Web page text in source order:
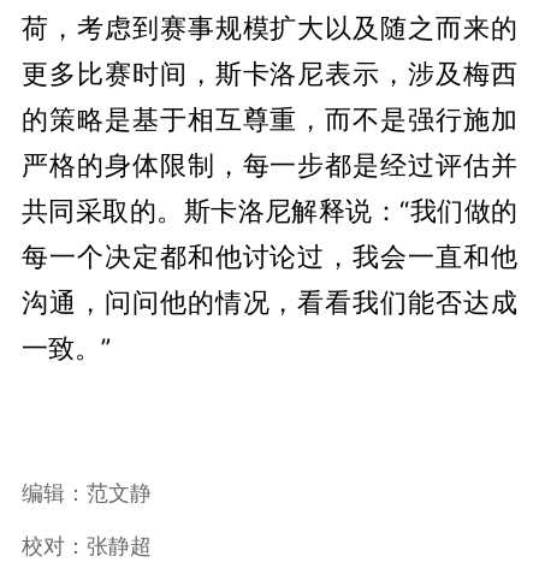
荷，考虑到赛事规模扩大以及随之而来的
更多比赛时间，斯卡洛尼表示，涉及梅西
的策略是基于相互尊重，而不是强行施加
严格的身体限制，每一步都是经过评估并
共同采取的。斯卡洛尼解释说：“我们做的
每一个决定都和他讨论过，我会一直和他
沟通，问问他的情况，看看我们能否达成
一致。”
编辑：范文静
校对：张静超